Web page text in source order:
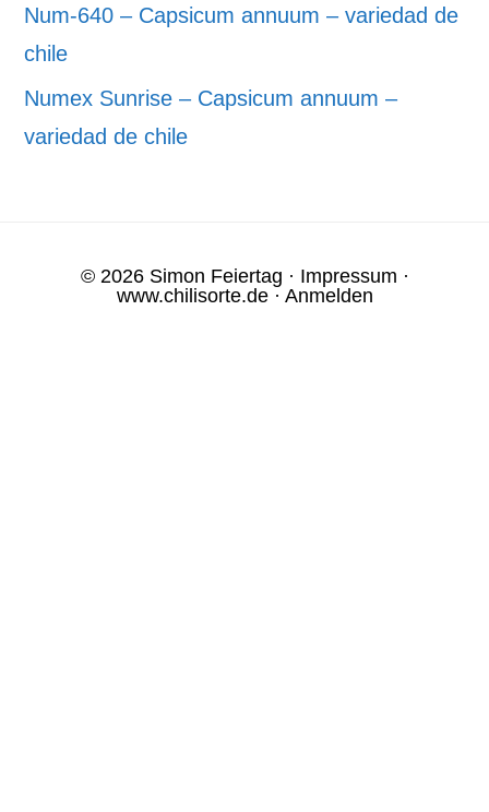
Num-640 – Capsicum annuum – variedad de
chile
Numex Sunrise – Capsicum annuum –
variedad de chile
© 2026 Simon Feiertag · Impressum ·
www.chilisorte.de· Anmelden